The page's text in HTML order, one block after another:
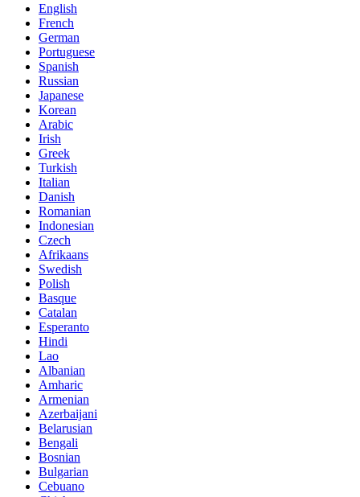
English
French
German
Portuguese
Spanish
Russian
Japanese
Korean
Arabic
Irish
Greek
Turkish
Italian
Danish
Romanian
Indonesian
Czech
Afrikaans
Swedish
Polish
Basque
Catalan
Esperanto
Hindi
Lao
Albanian
Amharic
Armenian
Azerbaijani
Belarusian
Bengali
Bosnian
Bulgarian
Cebuano